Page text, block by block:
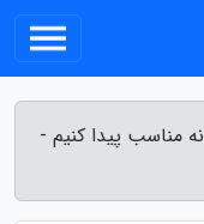
پیدا کنیم -